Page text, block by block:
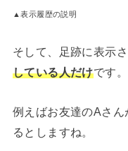
▲表示履歴の説明
そして、足跡に表示
している人だけです。
例えばお友達のAさ
るとしますね。